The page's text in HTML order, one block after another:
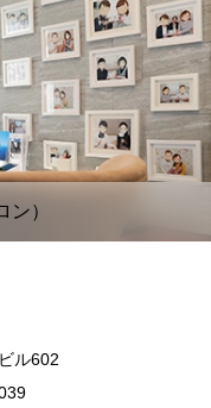
ン）
ル602